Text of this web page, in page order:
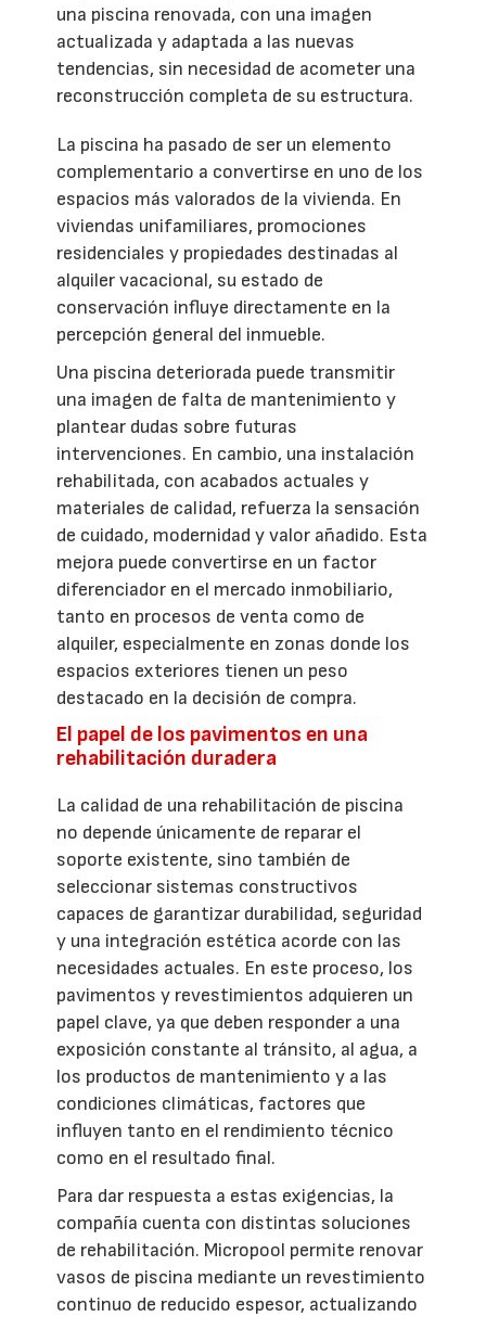
una piscina renovada, con una imagen
actualizada y adaptada a las nuevas
tendencias, sin necesidad de acometer una
reconstrucción completa de su estructura.
La piscina ha pasado de ser un elemento
complementario a convertirse en uno de los
espacios más valorados de la vivienda. En
viviendas unifamiliares, promociones
residenciales y propiedades destinadas al
alquiler vacacional, su estado de
conservación influye directamente en la
percepción general del inmueble.
Una piscina deteriorada puede transmitir
una imagen de falta de mantenimiento y
plantear dudas sobre futuras
intervenciones. En cambio, una instalación
rehabilitada, con acabados actuales y
materiales de calidad, refuerza la sensación
de cuidado, modernidad y valor añadido. Esta
mejora puede convertirse en un factor
diferenciador en el mercado inmobiliario,
tanto en procesos de venta como de
alquiler, especialmente en zonas donde los
espacios exteriores tienen un peso
destacado en la decisión de compra.
El papel de los pavimentos en una
rehabilitación duradera
La calidad de una rehabilitación de piscina
no depende únicamente de reparar el
soporte existente, sino también de
seleccionar sistemas constructivos
capaces de garantizar durabilidad, seguridad
y una integración estética acorde con las
necesidades actuales. En este proceso, los
pavimentos y revestimientos adquieren un
papel clave, ya que deben responder a una
exposición constante al tránsito, al agua, a
los productos de mantenimiento y a las
condiciones climáticas, factores que
influyen tanto en el rendimiento técnico
como en el resultado final.
Para dar respuesta a estas exigencias, la
compañía cuenta con distintas soluciones
de rehabilitación. Micropool permite renovar
vasos de piscina mediante un revestimiento
continuo de reducido espesor, actualizando